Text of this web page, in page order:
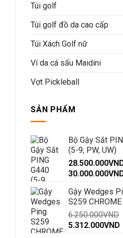
Túi golf
Túi golf đồ da cao cấp
Túi Xách Golf nữ
Ví da cá sấu Maidini
Vợt Pickleball
SẢN PHẨM
Bộ Gậy Sắt
(5-9, PW, UW)
28.500.000
30.000.000
Gậy Wedges
S259 CHROME
6.250.000VND
Giá
5.312.000VND